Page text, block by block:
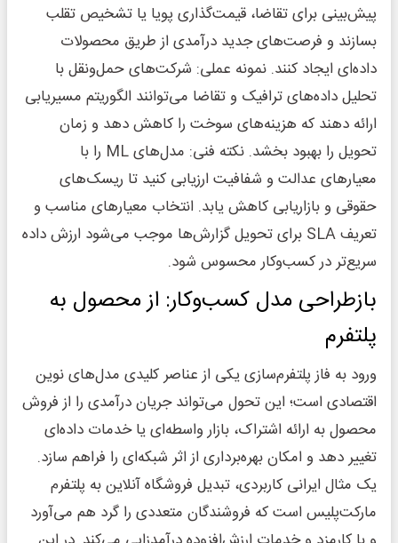
پیش‌بینی برای تقاضا، قیمت‌گذاری پویا یا تشخیص تقلب
بسازند و فرصت‌های جدید درآمدی از طریق محصولات
داده‌ای ایجاد کنند. نمونه عملی: شرکت‌های حمل‌ونقل با
تحلیل داده‌های ترافیک و تقاضا می‌توانند الگوریتم مسیریابی
ارائه دهند که هزینه‌های سوخت را کاهش دهد و زمان
تحویل را بهبود بخشد. نکته فنی: مدل‌های ML را با
معیارهای عدالت و شفافیت ارزیابی کنید تا ریسک‌های
حقوقی و بازاریابی کاهش یابد. انتخاب معیارهای مناسب و
تعریف SLA برای تحویل گزارش‌ها موجب می‌شود ارزش داده
سریع‌تر در کسب‌وکار محسوس شود.
بازطراحی مدل کسب‌وکار: از محصول به
پلتفرم
ورود به فاز پلتفرم‌سازی یکی از عناصر کلیدی مدل‌های نوین
اقتصادی است؛ این تحول می‌تواند جریان درآمدی را از فروش
محصول به ارائه اشتراک، بازار واسطه‌ای یا خدمات داده‌ای
تغییر دهد و امکان بهره‌برداری از اثر شبکه‌ای را فراهم سازد.
یک مثال ایرانی کاربردی، تبدیل فروشگاه آنلاین به پلتفرم
مارکت‌پلیس است که فروشندگان متعددی را گرد هم می‌آورد